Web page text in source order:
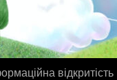
відкритість